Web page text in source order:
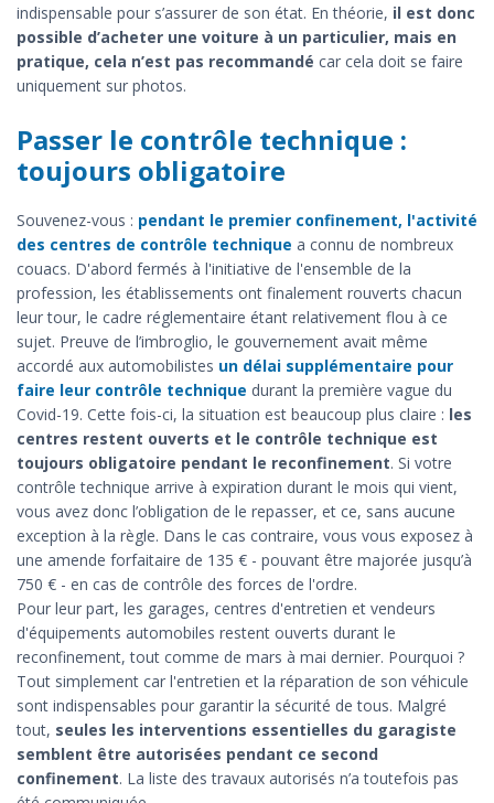
indispensable pour s’assurer de son état. En théorie, il est donc
possible d’acheter une voiture à un particulier, mais en
pratique, cela n’est pas recommandé car cela doit se faire
uniquement sur photos.
Passer le contrôle technique :
toujours obligatoire
Souvenez-vous : pendant le premier confinement, l'activité
des centres de contrôle technique a connu de nombreux
couacs. D'abord fermés à l'initiative de l'ensemble de la
profession, les établissements ont finalement rouverts chacun
leur tour, le cadre réglementaire étant relativement flou à ce
sujet. Preuve de l’imbroglio, le gouvernement avait même
accordé aux automobilistes un délai supplémentaire pour
faire leur contrôle technique durant la première vague du
Covid-19. Cette fois-ci, la situation est beaucoup plus claire : les
centres restent ouverts et le contrôle technique est
toujours obligatoire pendant le reconfinement. Si votre
contrôle technique arrive à expiration durant le mois qui vient,
vous avez donc l’obligation de le repasser, et ce, sans aucune
exception à la règle. Dans le cas contraire, vous vous exposez à
une amende forfaitaire de 135 € - pouvant être majorée jusqu’à
750 € - en cas de contrôle des forces de l'ordre.
Pour leur part, les garages, centres d'entretien et vendeurs
d'équipements automobiles restent ouverts durant le
reconfinement, tout comme de mars à mai dernier. Pourquoi ?
Tout simplement car l'entretien et la réparation de son véhicule
sont indispensables pour garantir la sécurité de tous. Malgré
tout, seules les interventions essentielles du garagiste
semblent être autorisées pendant ce second
confinement. La liste des travaux autorisés n’a toutefois pas